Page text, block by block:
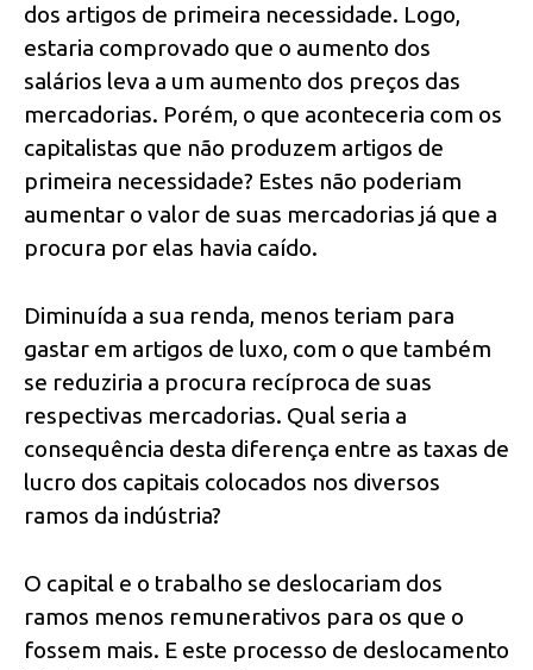
dos artigos de primeira necessidade. Logo,
estaria comprovado que o aumento dos
salários leva a um aumento dos preços das
mercadorias. Porém, o que aconteceria com os
capitalistas que não produzem artigos de
primeira necessidade? Estes não poderiam
aumentar o valor de suas mercadorias já que a
procura por elas havia caído.
Diminuída a sua renda, menos teriam para
gastar em artigos de luxo, com o que também
se reduziria a procura recíproca de suas
respectivas mercadorias. Qual seria a
consequência desta diferença entre as taxas de
lucro dos capitais colocados nos diversos
ramos da indústria?
O capital e o trabalho se deslocariam dos
ramos menos remunerativos para os que o
fossem mais. E este processo de deslocamento